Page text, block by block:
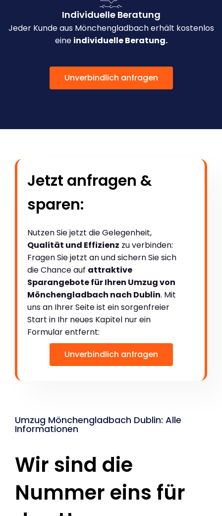
Individuelle Beratung
Jeder Kunde aus Mönchengladbach erhält kostenlos
eine individuelle Beratung.
Unverbindlich anfragen
Jetzt anfragen &
sparen:
Nutzen Sie jetzt die Gelegenheit,
Qualität und Effizienz zu verbinden:
Fragen Sie jetzt an und sichern Sie sich
die Chance auf attraktive
Sparangebote für Ihren Umzug von
Mönchengladbach nach Dublin. Mit
uns an Ihrer Seite ist ein sorgenfreier
Start in Ihr neues Kapitel nur ein
Formular entfernt:
Unverbindlich anfragen
Umzug Mönchengladbach Dublin: Alle
Informationen
Wir sind die
Nummer eins für